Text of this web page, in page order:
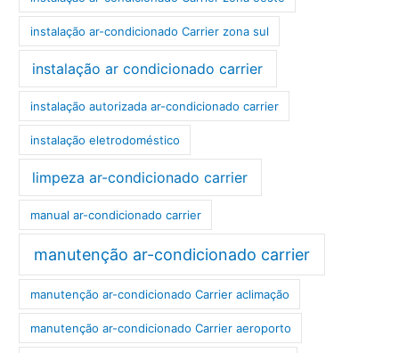
instalação ar-condicionado Carrier zona sul
instalação ar condicionado carrier
instalação autorizada ar-condicionado carrier
instalação eletrodoméstico
limpeza ar-condicionado carrier
manual ar-condicionado carrier
manutenção ar-condicionado carrier
manutenção ar-condicionado Carrier aclimação
manutenção ar-condicionado Carrier aeroporto